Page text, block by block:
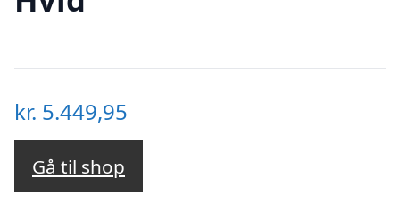
kr. 5.449,95
Gå til shop